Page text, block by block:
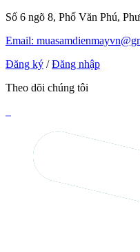
Số 6 ngõ 8, Phố Văn Phú,
Email:
Đăng ký / Đăng nhập
Theo dõi chúng tôi